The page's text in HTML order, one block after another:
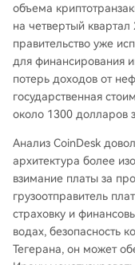
объема
на четвертый
правительство уже
для финансирования
потерь доходов от
государственная
около 1300 долларов
Анализ CoinDesk
архитектура более
взимание платы за
грузоотправитель
страховку и
водах, безопасность
Тегерана, он может